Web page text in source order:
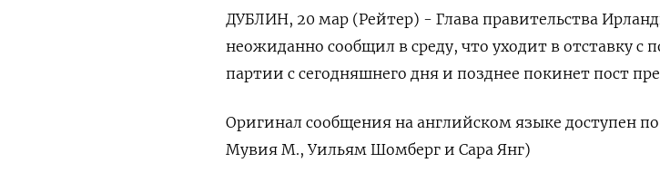
ДУБЛИН, 20 мар (Рейтер) - Глава правительства
неожиданно сообщил в среду, что уходит в отставку с
партии с сегодняшнего дня и позднее покинет пост
Оригинал сообщения на английском языке доступен
Мувия М., Уильям Шомберг и Сара Янг)